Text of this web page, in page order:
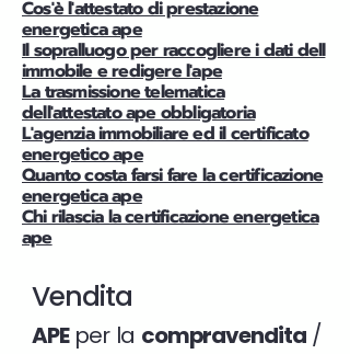
Cos'è l'attestato di prestazione
energetica ape
Il sopralluogo per raccogliere i dati dell
immobile e redigere l'ape
La trasmissione telematica
dell'attestato ape obbligatoria
L'agenzia immobiliare ed il certificato
energetico ape
Quanto costa farsi fare la certificazione
energetica ape
Chi rilascia la certificazione energetica
ape
Vendita
APE per la compravendita /